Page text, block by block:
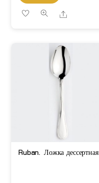
Share
Ruban. Ложка дессертная